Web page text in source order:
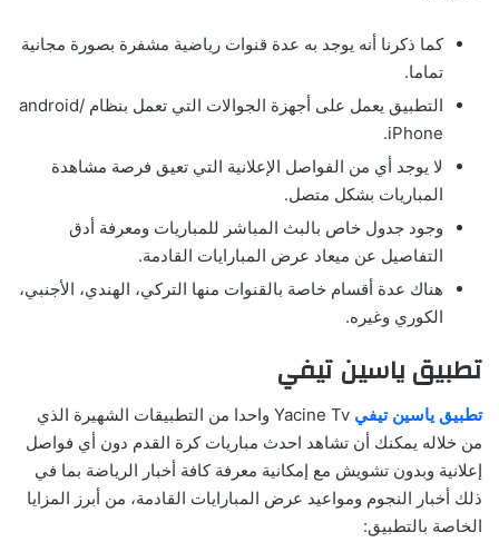
كما ذكرنا أنه يوجد به عدة قنوات رياضية مشفرة بصورة مجانية
تماما.
التطبيق يعمل على أجهزة الجوالات التي تعمل بنظام android/
iPhone.
لا يوجد أي من الفواصل الإعلانية التي تعيق فرصة مشاهدة
المباريات بشكل متصل.
وجود جدول خاص بالبث المباشر للمباريات ومعرفة أدق
التفاصيل عن ميعاد عرض المبارايات القادمة.
هناك عدة أقسام خاصة بالقنوات منها التركي، الهندي، الأجنبي،
الكوري وغيره.
تطبيق ياسين تيفي
تطبيق ياسين تيفي
Yacine Tv واحدا من التطبيقات الشهيرة الذي
من خلاله يمكنك أن تشاهد احدث مباريات كرة القدم دون أي فواصل
إعلانية وبدون تشويش مع إمكانية معرفة كافة أخبار الرياضة بما في
ذلك أخبار النجوم ومواعيد عرض المبارايات القادمة، من أبرز المزايا
الخاصة بالتطبيق: